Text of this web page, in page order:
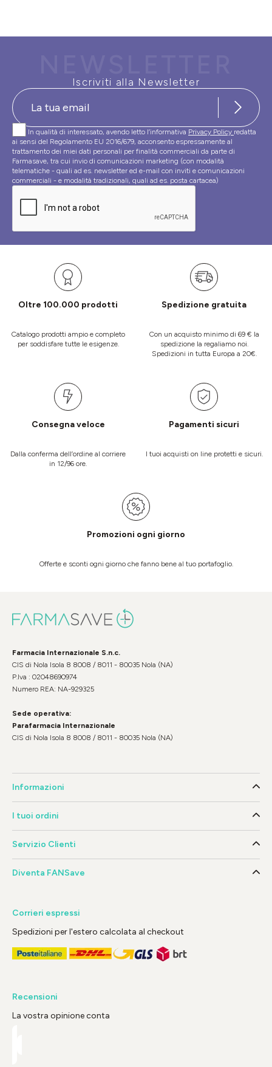
Iscriviti alla Newsletter
In qualità di interessato, avendo letto l’informativa Privacy Policy redatta
ai sensi del Regolamento EU 2016/679, acconsento espressamente al
trattamento dei miei dati personali per finalità commerciali da parte di
Farmasave, tra cui invio di comunicazioni marketing (con modalità
telematiche - quali ad es. newsletter ed e-mail con inviti e comunicazioni
commerciali - e modalità tradizionali, quali ad es. posta cartacea)
Oltre 100.000 prodotti
Catalogo prodotti ampio e completo
per soddisfare tutte le esigenze.
Spedizione gratuita
Con un acquisto minimo di 69 € la
spedizione la regaliamo noi.
Spedizioni in tutta Europa a 20€.
Consegna veloce
Dalla conferma dell’ordine al corriere
in 12/96 ore.
Pagamenti sicuri
I tuoi acquisti on line protetti e sicuri.
Promozioni ogni giorno
Offerte e sconti ogni giorno che fanno bene al tuo portafoglio.
Farmacia Internazionale S.n.c.
CIS di Nola Isola 8 8008 / 8011 - 80035 Nola (NA)
P.Iva : 02048690974
Numero REA: NA-929325
Sede operativa:
Parafarmacia Internazionale
CIS di Nola Isola 8 8008 / 8011 - 80035 Nola (NA)
Informazioni
I tuoi ordini
Servizio Clienti
Diventa FANSave
Corrieri espressi
Spedizioni per l'estero calcolata al checkout
Recensioni
La vostra opinione conta